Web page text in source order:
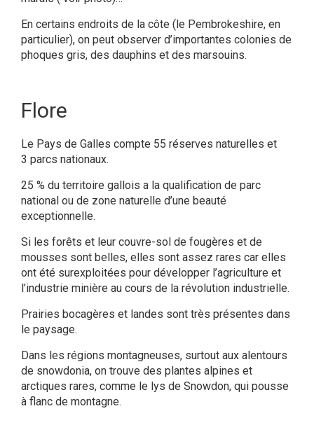
En certains endroits de la côte (le Pembrokeshire, en
particulier), on peut observer d’importantes colonies de
phoques gris, des dauphins et des marsouins.
Flore
Le Pays de Galles compte 55 réserves naturelles et
3 parcs nationaux.
25 % du territoire gallois a la qualification de parc
national ou de zone naturelle d’une beauté
exceptionnelle.
Si les forêts et leur couvre-sol de fougères et de
mousses sont belles, elles sont assez rares car elles
ont été surexploitées pour développer l’agriculture et
l’industrie minière au cours de la révolution industrielle.
Prairies bocagères et landes sont très présentes dans
le paysage.
Dans les régions montagneuses, surtout aux alentours
de snowdonia, on trouve des plantes alpines et
arctiques rares, comme le lys de Snowdon, qui pousse
à flanc de montagne.